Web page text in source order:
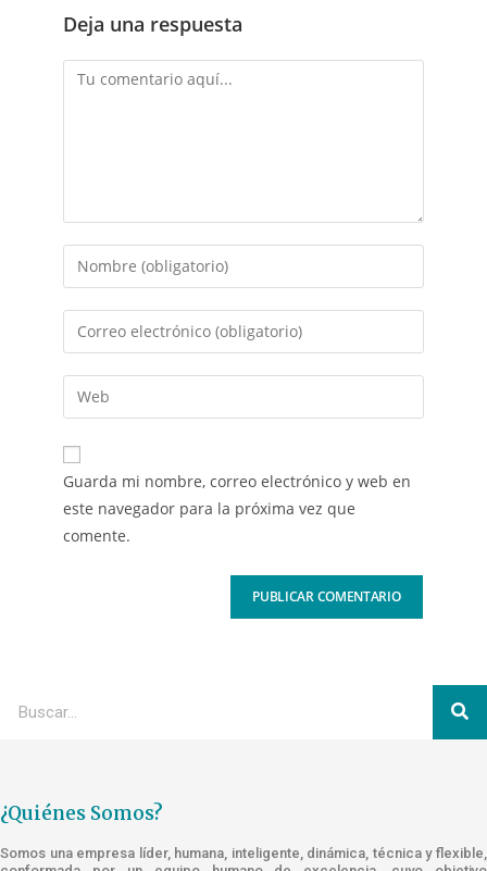
Deja una respuesta
Guarda mi nombre, correo electrónico y web en
este navegador para la próxima vez que
comente.
¿Quiénes Somos?
Somos una empresa líder, humana, inteligente, dinámica, técnica y flexible,